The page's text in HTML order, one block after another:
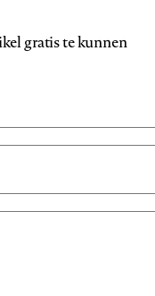
gratis te kunnen